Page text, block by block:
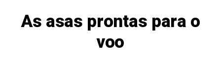
As asas prontas para o
voo